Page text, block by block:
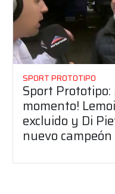
SPORT PROTOTIPO
Sport Prototipo:
momento!
excluido y Di
nuevo